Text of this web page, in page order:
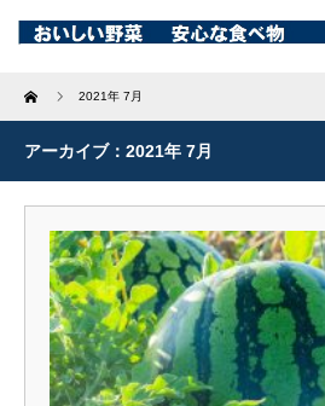
Home 2021年 7月
アーカイブ：2021年 7月